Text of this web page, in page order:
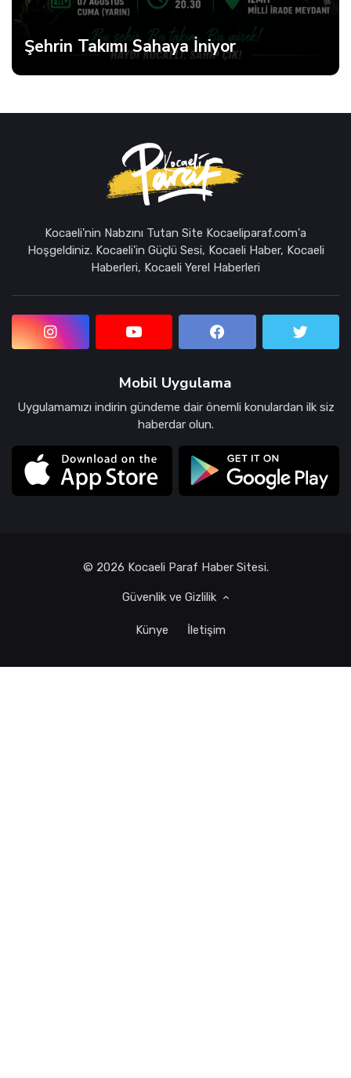
Şehrin Takımı Sahaya İniyor
Kocaeli'nin Nabzını Tutan Site Kocaeliparaf.com'a
Hoşgeldiniz. Kocaeli'in Güçlü Sesi, Kocaeli Haber, Kocaeli
Haberleri, Kocaeli Yerel Haberleri
Mobil Uygulama
Uygulamamızı indirin gündeme dair önemli konulardan ilk siz
haberdar olun.
© 2026 Kocaeli Paraf Haber Sitesi.
Güvenlik ve Gizlilik
Künye İletişim